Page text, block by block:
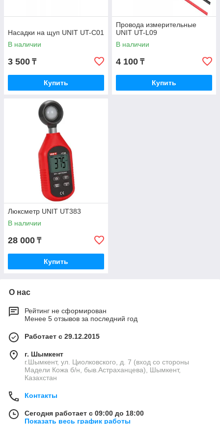
Насадки на щуп UNIT UT-C01
В наличии
3 500 ₸
Купить
Провода измерительные
UNIT UT-L09
В наличии
4 100 ₸
Купить
Люксметр UNIT UT383
В наличии
28 000 ₸
Купить
О нас
Рейтинг не сформирован
Менее 5 отзывов за последний год
Работает с 29.12.2015
г. Шымкент
г.Шымкент, ул. Циолковского, д. 7 (вход со стороны
Мадели Кожа б/н, быв.Астраханцева), Шымкент,
Казахстан
Контакты
Сегодня работает с 09:00 до 18:00
Показать весь график работы